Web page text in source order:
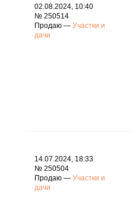
02.08.2024, 10:40
№ 250514
Продаю — Участки и
дачи
14.07.2024, 18:33
№ 250504
Продаю — Участки и
дачи